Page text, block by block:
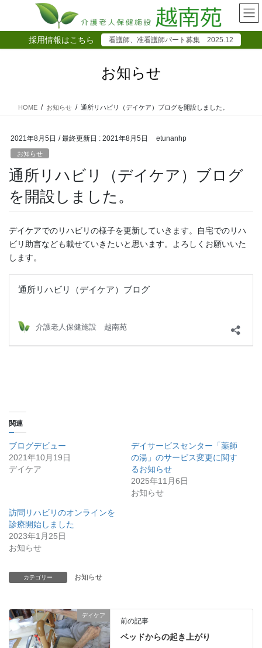
テ
ゲ
採用情報はこちら 看護師、准看護師パート募集 2025.12
お知らせ
HOME お知らせ 通所リハビリ（デイケア）ブログを開設しました。
2021年8月5日 / 最終更新日 : 2021年8月5日 etunanhp
お知らせ
通所リハビリ（デイケア）ブログ
を開設しました。
デイケアでのリハビリの様子を更新していきます。自宅でのリハ
ビリ助言なども載せていきたいと思います。よろしくお願いいた
します。
関連
ブログデビュー
2021年10月19日
デイケア
デイサービスセンター「薬師
の湯」のサービス変更に関す
るお知らせ
2025年11月6日
お知らせ
訪問リハビリのオンラインを
診療開始しました
2023年1月25日
お知らせ
カテゴリー お知らせ
デイケア
前の記事
ベッドからの起き上がり